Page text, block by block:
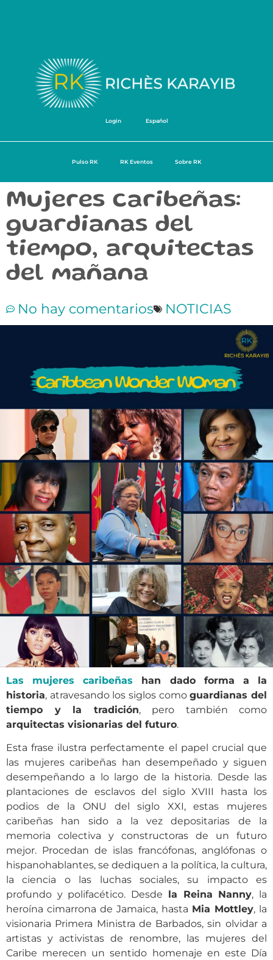
Login Español
Pulso RK RK Eventos Sobre RK
Mujeres caribeñas:
guardianas del
tiempo, arquitectas
del mañana
No hay comentarios NOTICIAS
Las mujeres caribeñas han dado forma a la
historia, atravesando los siglos comoguardianas del
tiempo y la tradición, pero también como
arquitectas visionarias del futuro.
Esta frase ilustra perfectamente el papel crucial que
las mujeres caribeñas han desempeñado y siguen
desempeñando a lo largo de la historia. Desde las
plantaciones de esclavos del siglo XVIII hasta los
podios de la ONU del siglo XXI, estas mujeres
caribeñas han sido a la vez depositarias de la
memoria colectiva y constructoras de un futuro
mejor. Procedan de islas francófonas, anglófonas o
hispanohablantes, se dediquen a la política, la cultura,
la ciencia o las luchas sociales, su impacto es
profundo y polifacético. Desde
la Reina Nanny, la
heroína cimarrona de Jamaica, hasta Mia Mottley, la
visionaria Primera Ministra de Barbados, sin olvidar a
artistas y activistas de renombre, las mujeres del
Caribe merecen un sentido homenaje en este Día